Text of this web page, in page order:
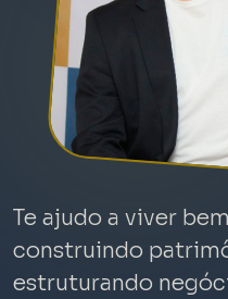
Te ajudo a viver
construindo
estruturando